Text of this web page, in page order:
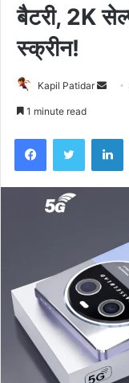
बैटरी, 2K
स्क्रीन!
Kapil Patidar
Send
1 minute read
FacebookTwitter